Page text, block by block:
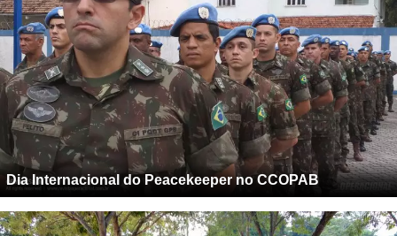
Dia Internacional do Peacekeeper no CCOPAB